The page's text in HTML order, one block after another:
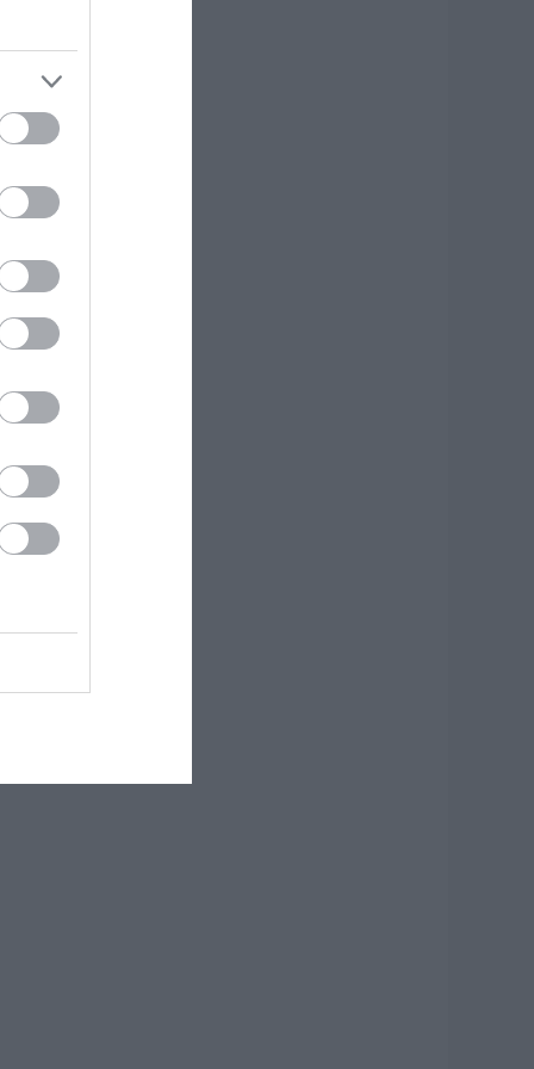
| 10:00
αύριο
περιοχές-
| 09:40